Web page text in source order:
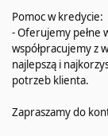
Pomoc w kredycie:
- Oferujemy pełne
współpracujemy z
najlepszą i
potrzeb klienta.
Zapraszamy do